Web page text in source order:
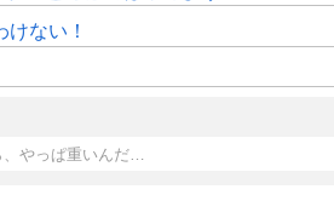
ない！
、やっぱ重いんだ…